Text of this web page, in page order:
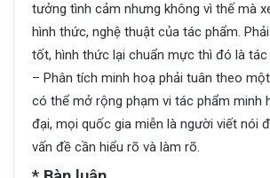
tưởng tình cảm nhưng không vì thế mà
hình thức, nghệ thuật của tác phẩm.
tốt, hình thức lại chuẩn mực thì đó là tác
– Phân tích minh hoạ phải tuân theo
có thể mở rộng phạm vi tác phẩm minh
đại, mọi quốc gia miễn là người viết nói
vấn đề cần hiểu rõ và làm rõ.